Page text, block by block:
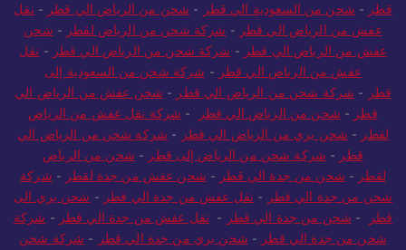
قطر - شحن من السعودية الي قطر - شحن من الرياض الي قطر - نقل
عفش من الرياض الي قطر - شركة شحن من الرياض لقطر - شحن
عفش من الرياض الي قطر - شركة شحن من الرياض الي قطر - نقل
عفش من الرياض الي قطر - شركة شحن من السعودية إلى
قطر - شركة شحن من الرياض الي قطر - شحن عفش من الرياض الي
قطر - شحن من الرياض الي قطر - شركة نقل عفش من الرياض
لقطر - شحن بري من الرياض الي قطر - شركة شحن من الرياض الي
قطر - شركة شحن من الرياض إلى قطر - شحن من الرياض
لقطر - شحن من جدة الي قطر - شحن عفش من جدة لقطر - شركة
شحن من جدة الي قطر - نقل عفش من جدة الي قطر - شحن بري الى
قطر
- شحن من جدة الي قطر - نقل عفش من جدة الي قطر - شركة
شحن من جدة الي قطر - شحن بري من جدة الي قطر - شركة شحن